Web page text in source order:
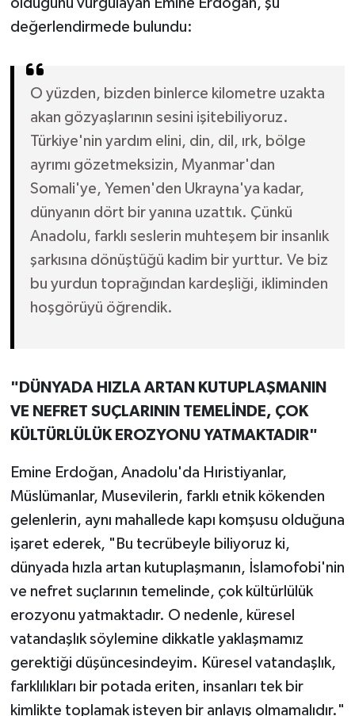
değerlendirmede bulundu:
O yüzden, bizden binlerce kilometre uzakta
akan gözyaşlarının sesini işitebiliyoruz.
Türkiye'nin yardım elini, din, dil, ırk, bölge
ayrımı gözetmeksizin, Myanmar'dan
Somali'ye, Yemen'den Ukrayna'ya kadar,
dünyanın dört bir yanına uzattık. Çünkü
Anadolu, farklı seslerin muhteşem bir insanlık
şarkısına dönüştüğü kadim bir yurttur. Ve biz
bu yurdun toprağından kardeşliği, ikliminden
hoşgörüyü öğrendik.
"DÜNYADA HIZLA ARTAN KUTUPLAŞMANIN
VE NEFRET SUÇLARININ TEMELİNDE, ÇOK
KÜLTÜRLÜLÜK EROZYONU YATMAKTADIR"
Emine Erdoğan, Anadolu'da Hıristiyanlar,
Müslümanlar, Musevilerin, farklı etnik kökenden
gelenlerin, aynı mahallede kapı komşusu olduğuna
işaret ederek, "Bu tecrübeyle biliyoruz ki,
dünyada hızla artan kutuplaşmanın, İslamofobi'nin
ve nefret suçlarının temelinde, çok kültürlülük
erozyonu yatmaktadır. O nedenle, küresel
vatandaşlık söylemine dikkatle yaklaşmamız
gerektiği düşüncesindeyim. Küresel vatandaşlık,
farklılıkları bir potada eriten, insanları tek bir
kimlikte toplamak isteyen bir anlayış olmamalıdır."